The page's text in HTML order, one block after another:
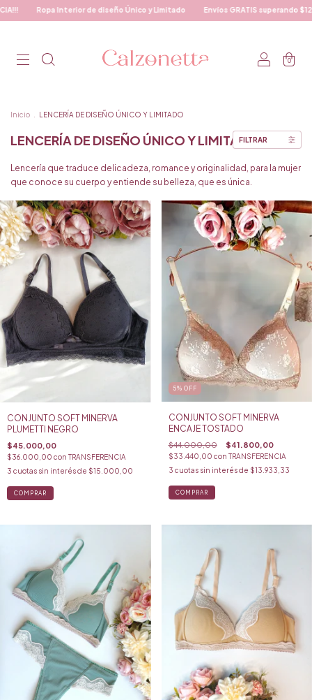
y Limitado Envíos GRATIS superando $120.000.- 20% DE DESCUENTO
0
Inicio LENCERÍA DE DISEÑO ÚNICO Y LIMITADO
LENCERÍA DE DISEÑO ÚNICO Y LIMITADO
FILTRAR
Lencería que traduce delicadeza, romance y originalidad, para la mujer
que conoce su cuerpo y entiende su belleza, que es única.
CONJUNTO SOFT MINERVA
PLUMETTI NEGRO
$45.000,00
$36.000,00 con TRANSFERENCIA
3 cuotas sin interés de $15.000,00
COMPRAR
5% OFF
CONJUNTO SOFT MINERVA
ENCAJE TOSTADO
$44.000,00 $41.800,00
$33.440,00 con TRANSFERENCIA
3 cuotas sin interés de $13.933,33
COMPRAR